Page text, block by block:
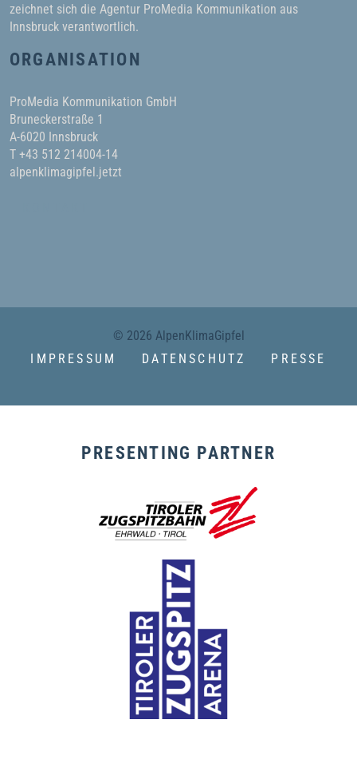
zeichnet sich die Agentur ProMedia Kommunikation aus
Innsbruck verantwortlich.
ORGANISATION
ProMedia Kommunikation GmbH
Bruneckerstraße 1
A-6020 Innsbruck
T +43 512 214004-14
alpenklimagipfel.jetzt
© 2026 AlpenKlimaGipfel
IMPRESSUM
DATENSCHUTZ PRESSE
PRESENTING PARTNER